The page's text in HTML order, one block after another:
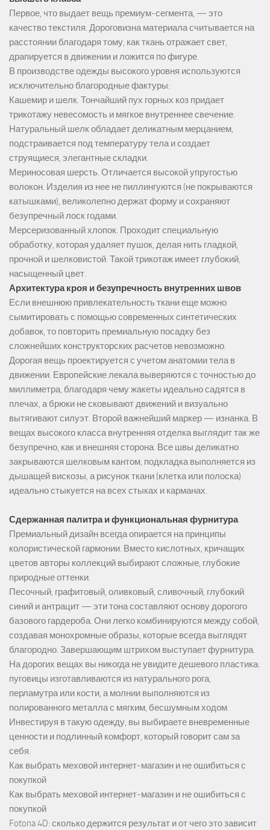
Первое, что выдает вещь премиум-сегмента, — это
качество текстиля. Дороговизна материала считывается на
расстоянии благодаря тому, как ткань отражает свет,
драпируется в движении и ложится по фигуре.
В производстве одежды высокого уровня используются
исключительно благородные фактуры:
Кашемир и шелк. Тончайший пух горных коз придает
трикотажу невесомость и мягкое внутреннее свечение.
Натуральный шелк обладает деликатным мерцанием,
подстраивается под температуру тела и создает
струящиеся, элегантные складки.
Мериносовая шерсть. Отличается высокой упругостью
волокон. Изделия из нее не пиллингуются (не покрываются
катышками), великолепно держат форму и сохраняют
безупречный лоск годами.
Мерсеризованный хлопок. Проходит специальную
обработку, которая удаляет пушок, делая нить гладкой,
прочной и шелковистой. Такой трикотаж имеет глубокий,
насыщенный цвет.
Архитектура кроя и безупречность внутренних швов
Если внешнюю привлекательность ткани еще можно
сымитировать с помощью современных синтетических
добавок, то повторить премиальную посадку без
сложнейших конструкторских расчетов невозможно.
Дорогая вещь проектируется с учетом анатомии тела в
движении. Европейские лекала выверяются с точностью до
миллиметра, благодаря чему жакеты идеально садятся в
плечах, а брюки не сковывают движений и визуально
вытягивают силуэт. Второй важнейший маркер — изнанка. В
вещах высокого класса внутренняя отделка выглядит так же
безупречно, как и внешняя сторона. Все швы деликатно
закрываются шелковым кантом, подкладка выполняется из
дышащей вискозы, а рисунок ткани (клетка или полоска)
идеально стыкуется на всех стыках и карманах.
Сдержанная палитра и функциональная фурнитура
Премиальный дизайн всегда опирается на принципы
колористической гармонии. Вместо кислотных, кричащих
цветов авторы коллекций выбирают сложные, глубокие
природные оттенки.
Песочный, графитовый, оливковый, сливочный, глубокий
синий и антрацит — эти тона составляют основу дорогого
базового гардероба. Они легко комбинируются между собой,
создавая монохромные образы, которые всегда выглядят
благородно. Завершающим штрихом выступает фурнитура.
На дорогих вещах вы никогда не увидите дешевого пластика:
пуговицы изготавливаются из натурального рога,
перламутра или кости, а молнии выполняются из
полированного металла с мягким, бесшумным ходом.
Инвестируя в такую одежду, вы выбираете вневременные
ценности и подлинный комфорт, который говорит сам за
себя.
Как выбрать меховой интернет-магазин и не ошибиться с
покупкой
Как выбрать меховой интернет-магазин и не ошибиться с
покупкой
Fotona 4D: сколько держится результат и от чего это зависит